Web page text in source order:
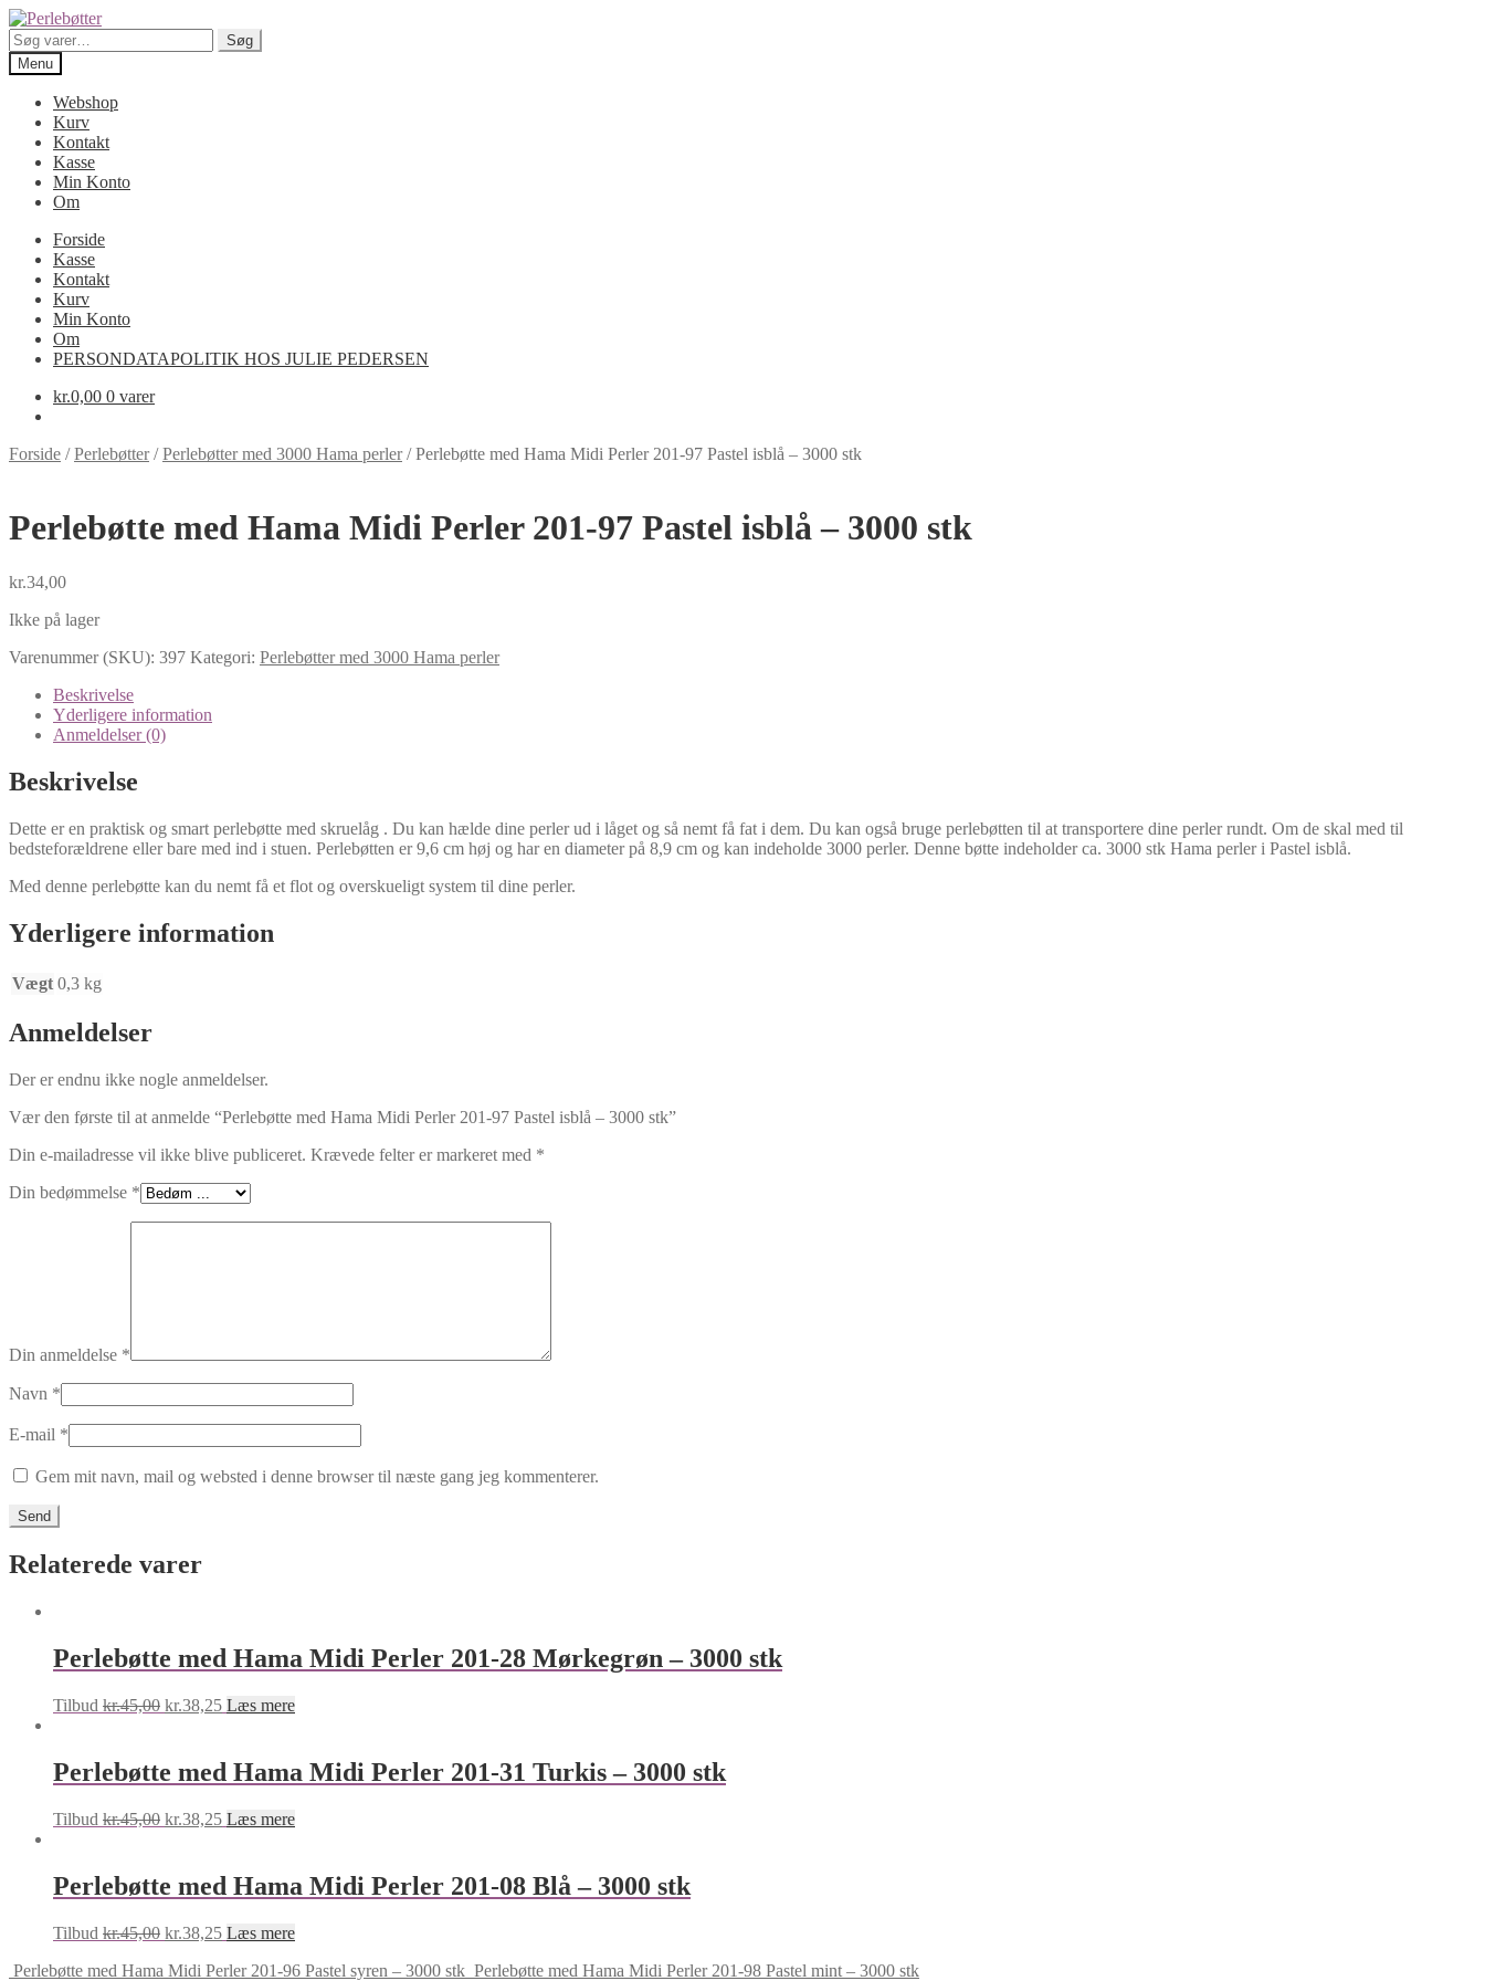
Spring
til
navigation
Spring
til
indhold
Søg
efter:
Søg
Menu
Webshop
Kurv
Kontakt
Kasse
Min Konto
Om
Forside
Kasse
Kontakt
Kurv
Min Konto
Om
PERSONDATAPOLITIK HOS JULIE PEDERSEN
kr.0,00 0 varer
Forside /Perlebøtter/Perlebøtter med 3000 Hama perler/Perlebøtte med Hama Midi Perler 201-97 Pastel isblå – 3000 stk
Perlebøtte med Hama Midi Perler 201-97 Pastel isblå – 3000 stk
kr.34,00
Ikke på lager
Varenummer (SKU): 397 Kategori: Perlebøtter med 3000 Hama perler
Beskrivelse
Yderligere information
Anmeldelser (0)
Beskrivelse
Dette er en praktisk og smart perlebøtte med skruelåg . Du kan hælde dine perler ud i låget og så nemt få fat i dem. Du kan også bruge perlebøtten til at transportere dine perler rundt. Om de skal med til
bedsteforældrene eller bare med ind i stuen. Perlebøtten er 9,6 cm høj og har en diameter på 8,9 cm og kan indeholde 3000 perler. Denne bøtte indeholder ca. 3000 stk Hama perler i Pastel isblå.
Med denne perlebøtte kan du nemt få et flot og overskueligt system til dine perler.
Yderligere information
Vægt 0,3 kg
Anmeldelser
Der er endnu ikke nogle anmeldelser.
Vær den første til at anmelde “Perlebøtte med Hama Midi Perler 201-97 Pastel isblå – 3000 stk”
Din e-mailadresse vil ikke blive publiceret. Krævede felter er markeret med *
Din bedømmelse *
Din anmeldelse *
Navn *
E-mail *
Gem mit navn, mail og websted i denne browser til næste gang jeg kommenterer.
Relaterede varer
Perlebøtte med Hama Midi Perler 201-28 Mørkegrøn – 3000 stk
Tilbud kr.45,00 Original
kr.45,00.
kr.38,25Current
kr.38,25.
Læs mere
Perlebøtte med Hama Midi Perler 201-31 Turkis – 3000 stk
Tilbud kr.45,00 Original
kr.45,00.
kr.38,25Current
kr.38,25.
Læs mere
Perlebøtte med Hama Midi Perler 201-08 Blå – 3000 stk
Tilbud kr.45,00 Original
was:
kr.38,25Current
is:
Læs mere
Perlebøtte med Hama Midi Perler 201-96 Pastel syren – 3000 stk Perlebøtte med Hama Midi Perler 201-98 Pastel mint – 3000 stk